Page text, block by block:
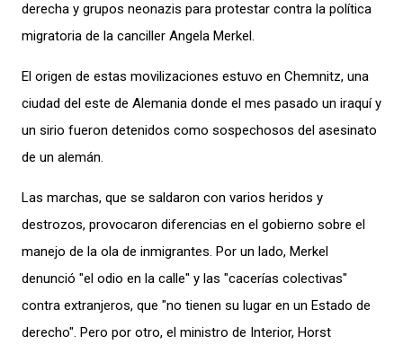
derecha y grupos neonazis para protestar contra la política
migratoria de la canciller Angela Merkel.
El origen de estas movilizaciones estuvo en Chemnitz, una
ciudad del este de Alemania donde el mes pasado un iraquí y
un sirio fueron detenidos como sospechosos del asesinato
de un alemán.
Las marchas, que se saldaron con varios heridos y
destrozos, provocaron diferencias en el gobierno sobre el
manejo de la ola de inmigrantes. Por un lado, Merkel
denunció "el odio en la calle" y las "cacerías colectivas"
contra extranjeros, que "no tienen su lugar en un Estado de
derecho". Pero por otro, el ministro de Interior, Horst